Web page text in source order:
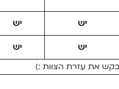
יש יש
יש יש
את עזרת הצוות :)